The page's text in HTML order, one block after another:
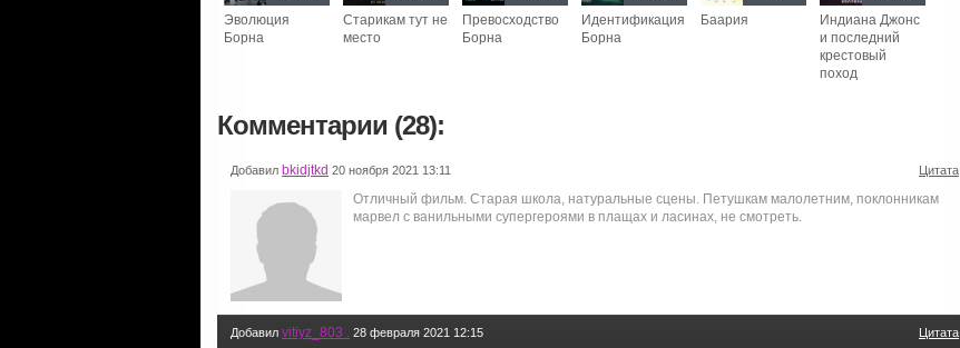
Эволюция
Борна
Старикам тут не
место
Превосходство
Борна
Идентификация
Борна
Баария
Индиана Джонс
и последний
крестовый
поход
Комментарии (28):
Добавил bkidjtkd 20 ноября 2021 13:11 Цитата
Отличный фильм. Старая школа, натуральные сцены. Петушкам малолетним, поклонникам
марвел с ванильными супергероями в плащах и ласинах, не смотреть.
Добавил vitiyz_803 . 28 февраля 2021 12:15 Цитата